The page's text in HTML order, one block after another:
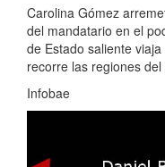
Carolina Gómez
del mandatario en el
de Estado saliente
recorre las regiones
Infobae